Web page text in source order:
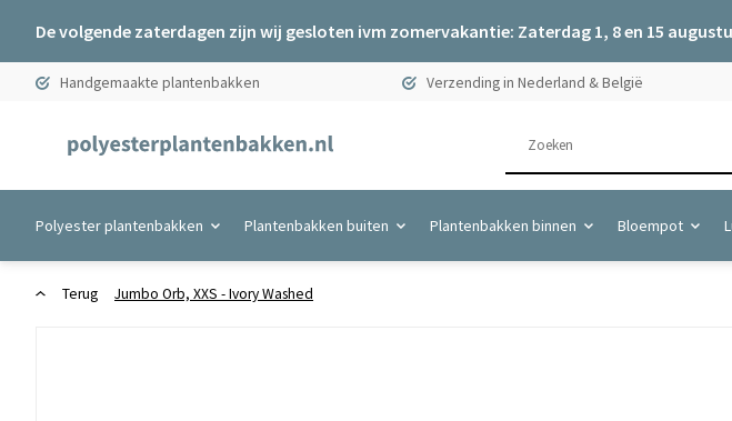
De volgende zaterdagen zijn wij gesloten ivm zomervakantie: Zaterdag 1, 8 en 15
Handgemaakte plantenbakken Verzending in Nederland & België
Polyester plantenbakken Plantenbakken buiten Plantenbakken binnen Bloempot
Terug Jumbo Orb, XXS - Ivory Washed